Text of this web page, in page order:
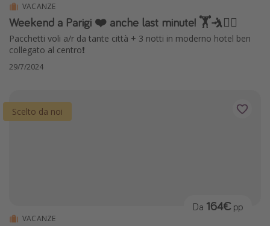
VACANZE
Weekend a Parigi ❤️ anche last minute! 🏋️🤺🏊‍♀️
Pacchetti voli a/r da tante città + 3 notti in moderno hotel ben
collegato al centro❗️
29/7/2024
Scelto da noi
VACANZE
Da 164€ pp